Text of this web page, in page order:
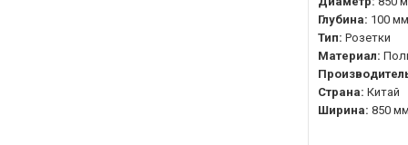
Глубина: 100 мм
Тип: Розетки
Материал:
Страна: Китай
Ширина: 850